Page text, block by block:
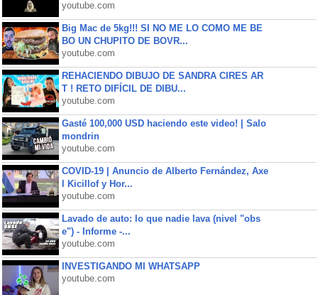
youtube.com
Big Mac de 5kg!!! SI NO ME LO COMO ME BE
BO UN CHUPITO DE BOVR...
youtube.com
REHACIENDO DIBUJO DE SANDRA CIRES AR
T ! RETO DIFÍCIL DE DIBU...
youtube.com
Gasté 100,000 USD haciendo este video! | Salo
mondrin
youtube.com
COVID-19 | Anuncio de Alberto Fernández, Axe
l Kicillof y Hor...
youtube.com
Lavado de auto: lo que nadie lava (nivel "obs
e") - Informe -...
youtube.com
INVESTIGANDO MI WHATSAPP
youtube.com